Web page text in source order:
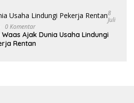
8
Juli
0 Komentar
Waas Ajak Dunia Usaha Lindungi
Rentan